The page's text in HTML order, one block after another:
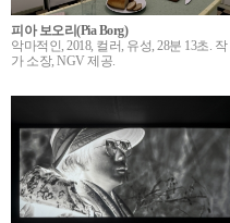
피아 보오리(Pia Borg)
악마적인, 2018, 컬러, 유성, 28분 13초. 작
가 소장, NGV 제공.